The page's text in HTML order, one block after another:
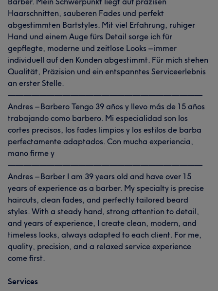
Haarschnitten, sauberen Fades und perfekt
abgestimmten Bartstyles. Mit viel Erfahrung, ruhiger
Hand und einem Auge fürs Detail sorge ich für
gepflegte, moderne und zeitlose Looks – immer
individuell auf den Kunden abgestimmt. Für mich stehen
Qualität, Präzision und ein entspanntes Serviceerlebnis
an erster Stelle.
—————————————————————————
Andres – Barbero Tengo 39 años y llevo más de 15 años
trabajando como barbero. Mi especialidad son los
cortes precisos, los fades limpios y los estilos de barba
perfectamente adaptados. Con mucha experiencia,
mano firme y
—————————————————————————
Andres – Barber I am 39 years old and have over 15
years of experience as a barber. My specialty is precise
haircuts, clean fades, and perfectly tailored beard
styles. With a steady hand, strong attention to detail,
and years of experience, I create clean, modern, and
timeless looks, always adapted to each client. For me,
quality, precision, and a relaxed service experience
come first.
Services